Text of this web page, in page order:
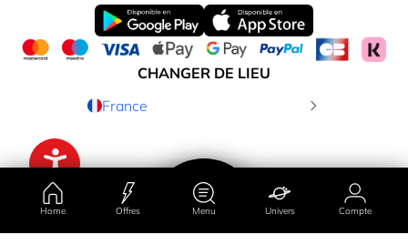
Home Offres Menu Univers Compte
CHANGER DE LIEU
France